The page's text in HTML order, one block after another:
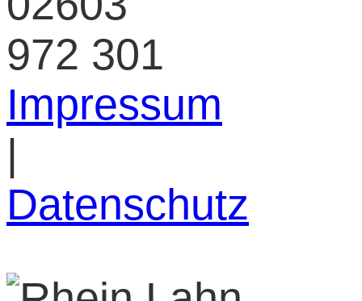
972 301
Impressum
|
Datenschutz